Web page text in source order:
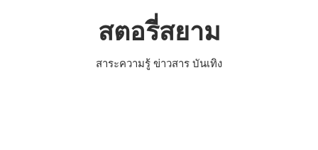
สตอรี่สยาม
สาระความรู้ ข่าวสาร บันเทิง